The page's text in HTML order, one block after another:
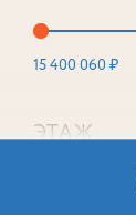
15 400 060 ₽
ЭТАЖ